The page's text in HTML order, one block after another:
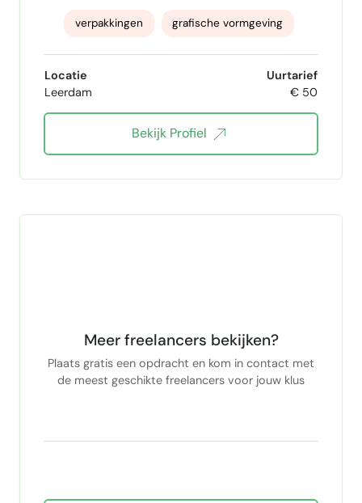
verpakkingen grafische vormgeving
banners
Logo ontwerp social media beheer
Adobe InDesign
Locatie
Leerdam
Uurtarief
€ 50
Bekijk Profiel
Meer freelancers bekijken?
Plaats gratis een opdracht en kom in contact met
de meest geschikte freelancers voor jouw klus